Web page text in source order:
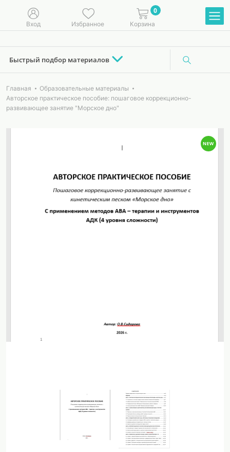
Вход Избранное
0
Корзина
Быстрый подбор материалов
Главная
Образовательные материалы
Авторское практическое пособие: пошаговое коррекционно-
развивающее занятие "Морское дно"